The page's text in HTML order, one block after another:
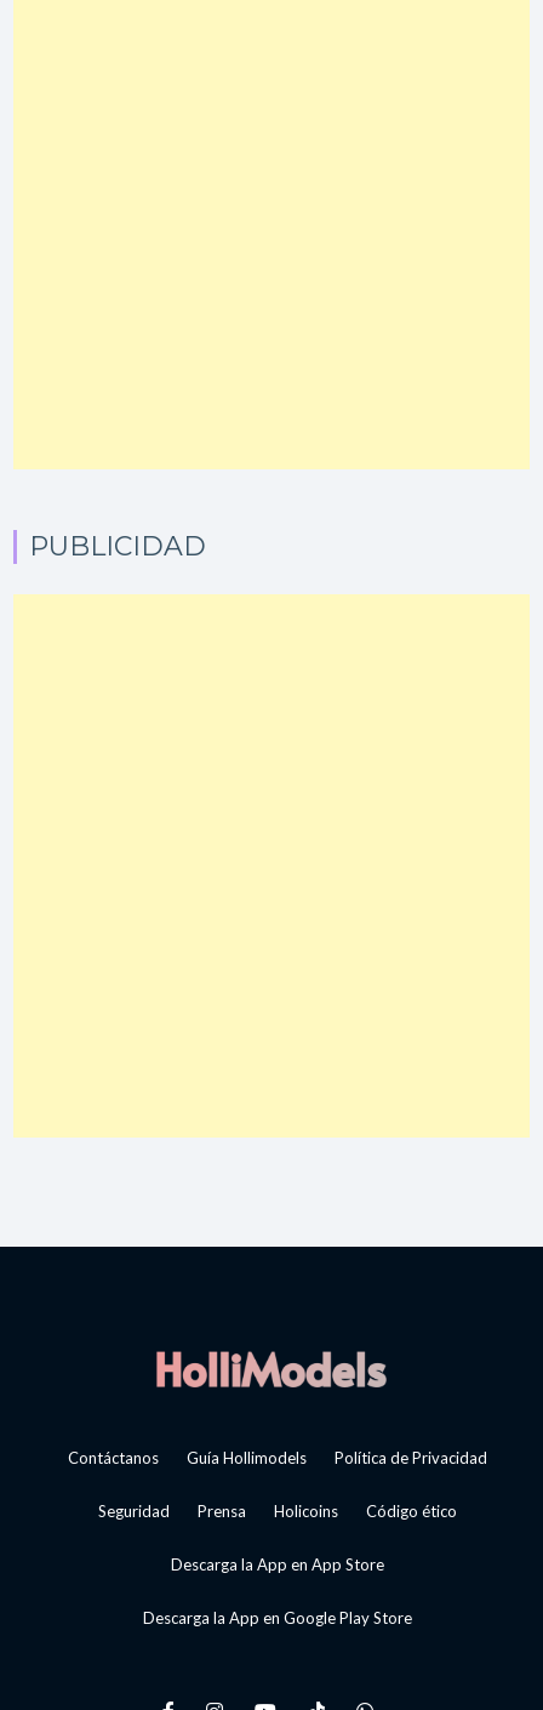
PUBLICIDAD
Contáctanos Guía Hollimodels Política de Privacidad
Seguridad Prensa Holicoins Código ético
Descarga la App en App Store
Descarga la App en Google Play Store